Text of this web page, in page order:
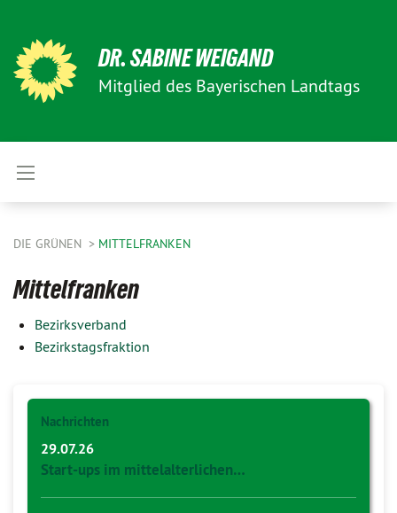
DR. SABINE WEIGAND
Mitglied des Bayerischen Landtags
DIE GRÜNEN MITTELFRANKEN
Mittelfranken
Bezirksverband
Bezirkstagsfraktion
Nachrichten
29.07.26
Start-ups im mittelalterlichen…